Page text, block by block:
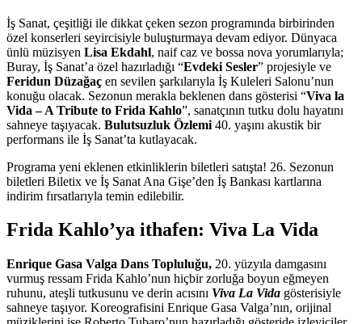
İş Sanat, çeşitliği ile dikkat çeken sezon programında birbirinden
özel konserleri seyircisiyle buluşturmaya devam ediyor. Dünyaca
ünlü müzisyen Lisa Ekdahl, naif caz ve bossa nova yorumlarıyla;
Buray, İş Sanat’a özel hazırladığı “Evdeki Sesler” projesiyle ve
Feridun Düzağaç en sevilen şarkılarıyla İş Kuleleri Salonu’nun
konuğu olacak. Sezonun merakla beklenen dans gösterisi “Viva la
Vida – A Tribute to Frida Kahlo”, sanatçının tutku dolu hayatını
sahneye taşıyacak. Bulutsuzluk Özlemi 40. yaşını akustik bir
performans ile İş Sanat’ta kutlayacak.
Programa yeni eklenen etkinliklerin biletleri satışta! 26. Sezonun
biletleri Biletix ve İş Sanat Ana Gişe’den İş Bankası kartlarına
indirim fırsatlarıyla temin edilebilir.
Frida Kahlo’ya ithafen: Viva La Vida
Enrique Gasa Valga Dans Topluluğu, 20. yüzyıla damgasını
vurmuş ressam Frida Kahlo’nun hiçbir zorluğa boyun eğmeyen
ruhunu, ateşli tutkusunu ve derin acısını Viva La Vida gösterisiyle
sahneye taşıyor. Koreografisini Enrique Gasa Valga’nın, orijinal